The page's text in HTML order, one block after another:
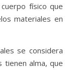
físico que
materiales en
se considera
tienen alma, que